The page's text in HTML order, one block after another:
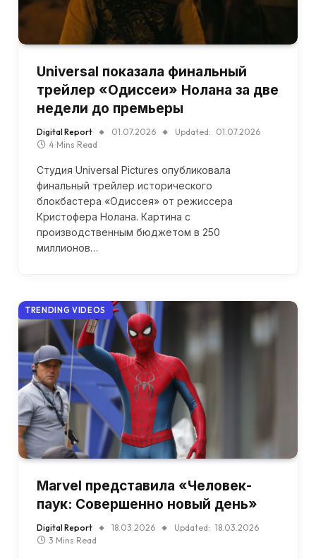
Universal показала финальный
трейлер «Одиссеи» Нолана за две
недели до премьеры
Digital Report 01.07.2026 Updated: 01.07.2026
4 Mins Read
Студия Universal Pictures опубликовала
финальный трейлер исторического
блокбастера «Одиссея» от режиссера
Кристофера Нолана. Картина с
производственным бюджетом в 250
миллионов…
TRENDING VIDEOS
Marvel представила «Человек-
паук: Совершенно новый день»
Digital Report 18.03.2026 Updated: 18.03.2026
3 Mins Read